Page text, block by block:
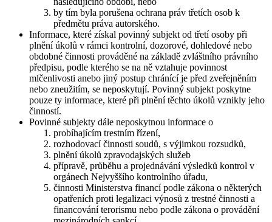
by tím byla porušena ochrana práv třetích osob k
předmětu práva autorského.
Informace, které získal povinný subjekt od třetí osoby při
plnění úkolů v rámci kontrolní, dozorové, dohledové nebo
obdobné činnosti prováděné na základě zvláštního právního
předpisu, podle kterého se na ně vztahuje povinnost
mlčenlivosti anebo jiný postup chránící je před zveřejněním
nebo zneužitím, se neposkytují. Povinný subjekt poskytne
pouze ty informace, které při plnění těchto úkolů vznikly jeho
činností.
Povinné subjekty dále neposkytnou informace o
probíhajícím trestním řízení,
rozhodovací činnosti soudů, s výjimkou rozsudků,
plnění úkolů zpravodajských služeb
přípravě, průběhu a projednávání výsledků kontrol v
orgánech Nejvyššího kontrolního úřadu,
činnosti Ministerstva financí podle zákona o některých
opatřeních proti legalizaci výnosů z trestné činnosti a
financování terorismu nebo podle zákona o provádění